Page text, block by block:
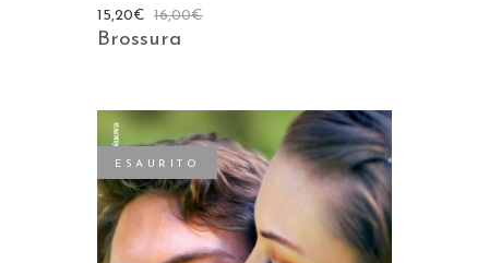
16,00€
15,20€
Brossura
ESAURITO